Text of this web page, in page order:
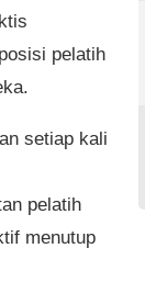
pelatih
setiap kali
pelatih
menutup